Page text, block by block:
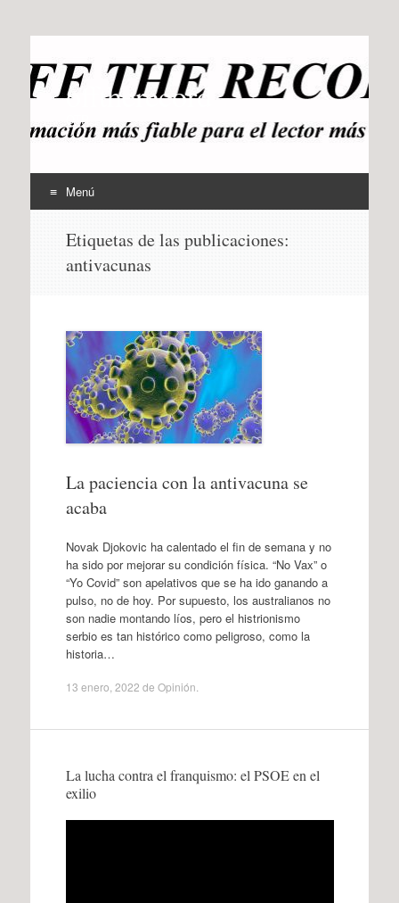
offtherecord
OTR
Menú
contenido
Etiquetas de las publicaciones:
antivacunas
La paciencia con la antivacuna se
acaba
Novak Djokovic ha calentado el fin de semana y no
ha sido por mejorar su condición física. “No Vax” o
“Yo Covid” son apelativos que se ha ido ganando a
pulso, no de hoy. Por supuesto, los australianos no
son nadie montando líos, pero el histrionismo
serbio es tan histórico como peligroso, como la
historia…
13 enero, 2022 de Opinión
La lucha contra el franquismo: el PSOE en el
exilio